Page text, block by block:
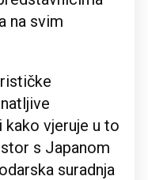
na svim
kako vjeruje u to
s Japanom
suradnja